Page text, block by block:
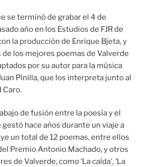
se terminó de grabar el 4 de
año en los Estudios de FJR de
la producción de Enrique Bjeta, y
los mejores poemas de Valverde
por su autor para la música
Pinilla, que los interpreta junto al
Caro.
de fusión entre la poesía y el
hace años durante un viaje a
un total de 12 poemas, entre ellos
Premio Antonio Machado, y otros
de Valverde, como ‘La caída’, ‘La